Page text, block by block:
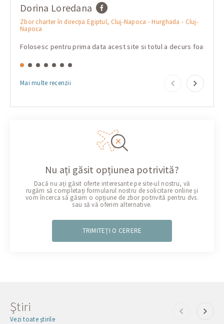
Dorina Loredana
Zbor charter în direcția Egiptul, Cluj-Napoca - Hurghada - Cluj-
Napoca
Folosesc pentru prima data acest site si totul a decurs foarte
Mai multe recenzii
Nu ați găsit opțiunea potrivită?
Dacă nu ați găsit oferte interesante pe site-ul nostru, vă
rugăm să completați formularul nostru de solicitare online și
vom încerca să găsim o opțiune de zbor potrivită pentru dvs.
sau să vă oferim alternative.
TRIMITEȚI O CERERE
Ştiri
Vezi toate știrile